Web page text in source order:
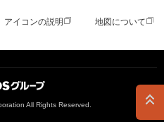
アイコンの説明 地図について
All Rights Reserved.